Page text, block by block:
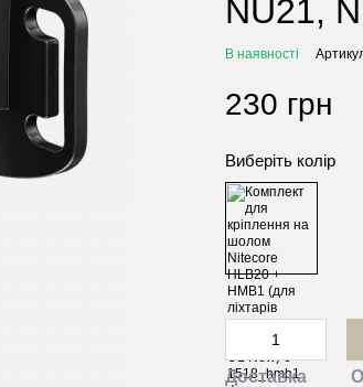
NU21,
В наявності
230 грн
Виберіть колір
Доставка